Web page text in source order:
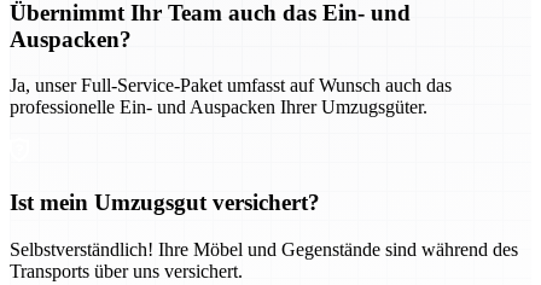
Übernimmt Ihr Team auch das Ein- und
Auspacken?
Ja, unser Full-Service-Paket umfasst auf Wunsch auch das
professionelle Ein- und Auspacken Ihrer Umzugsgüter.
Ist mein Umzugsgut versichert?
Selbstverständlich! Ihre Möbel und Gegenstände sind während des
Transports über uns versichert.